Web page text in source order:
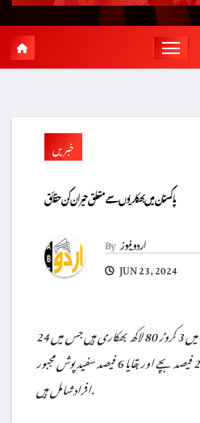
خبریں
پاکستان میں بھکاریوں سے متعلق حیران کن حقائق
Byاردو نیوز
JUN 23, 2024
24 کروڑ سے زائد آبادی والے ملک میں 3 کروڑ 80 لاکھ بھکاری ہیں جس میں
12 فیصد مرد، 55 فیصد خواتین، 27 فیصد بچے اور بقایا 6 فیصد سفید پوش مجبور
افراد شامل ہیں.